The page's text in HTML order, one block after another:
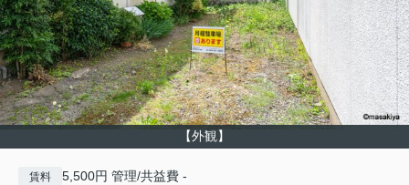
【外観】
賃料 5,500円 管理/共益費 -